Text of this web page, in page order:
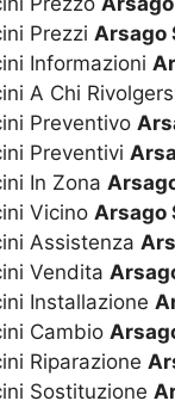
Prezzi Arsago
Informazioni
A Chi
Preventivo
Preventivi
In Zona
Vicino Arsago
Assistenza
Vendita
Installazione
Cambio
Riparazione
Sostituzione